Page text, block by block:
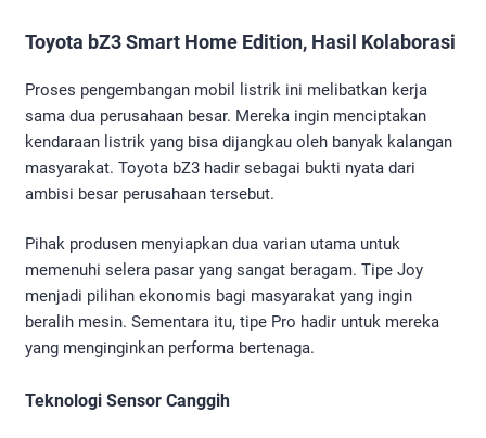
Toyota bZ3 Smart Home Edition, Hasil Kolaborasi
Proses pengembangan mobil listrik ini melibatkan kerja
sama dua perusahaan besar. Mereka ingin menciptakan
kendaraan listrik yang bisa dijangkau oleh banyak kalangan
masyarakat. Toyota bZ3 hadir sebagai bukti nyata dari
ambisi besar perusahaan tersebut.
Pihak produsen menyiapkan dua varian utama untuk
memenuhi selera pasar yang sangat beragam. Tipe Joy
menjadi pilihan ekonomis bagi masyarakat yang ingin
beralih mesin. Sementara itu, tipe Pro hadir untuk mereka
yang menginginkan performa bertenaga.
Teknologi Sensor Canggih